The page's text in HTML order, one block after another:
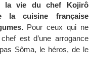
la vie du chef Kojirô
la cuisine française
Pour ceux qui ne
est d’une arrogance
Sôma, le héros, de le